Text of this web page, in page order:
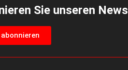
Sie unseren